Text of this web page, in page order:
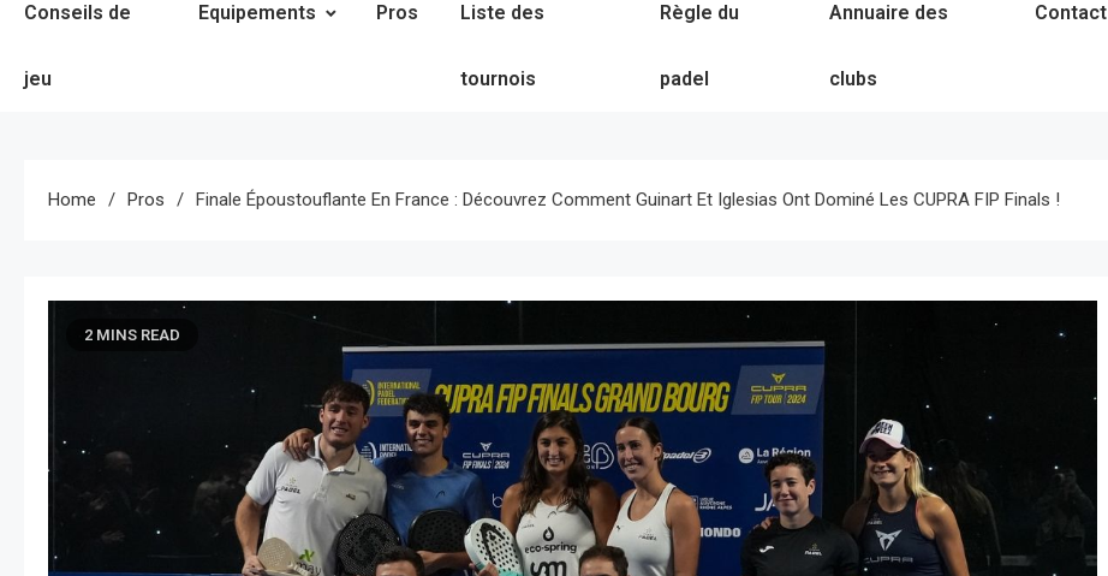
Conseils de
jeu
Equipements Pros Liste des
tournois
Règle du
padel
Annuaire des
clubs
Contact
Home Pros Finale Époustouflante En France : Découvrez Comment Guinart Et Iglesias Ont Dominé Les CUPRA FIP Finals !
2 MINS READ